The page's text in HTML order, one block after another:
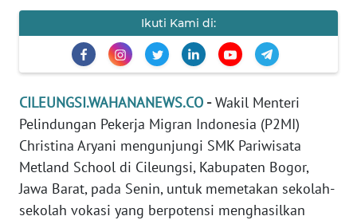
Ikuti Kami di:
CILEUNGSI.WAHANANEWS.CO -Wakil Menteri
Pelindungan Pekerja Migran Indonesia (P2MI)
Christina Aryani mengunjungi SMK Pariwisata
Metland School di Cileungsi, Kabupaten Bogor,
Jawa Barat, pada Senin, untuk memetakan sekolah-
sekolah vokasi yang berpotensi menghasilkan
SIBER
DISCLAIMER
Wahana
News
Regional